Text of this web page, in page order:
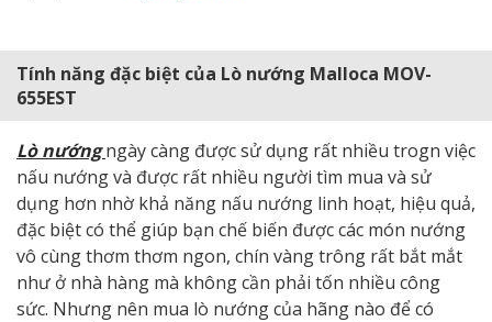
Tính năng đặc biệt của Lò nướng Malloca MOV-
655EST
Lò nướngngày càng được sử dụng rất nhiều trogn việc
nấu nướng và được rất nhiều người tìm mua và sử
dụng hơn nhờ khả năng nấu nướng linh hoạt, hiệu quả,
đặc biệt có thể giúp bạn chế biến được các món nướng
vô cùng thơm thơm ngon, chín vàng trông rất bắt mắt
như ở nhà hàng mà không cần phải tốn nhiều công
sức. Nhưng nên mua lò nướng của hãng nào để có